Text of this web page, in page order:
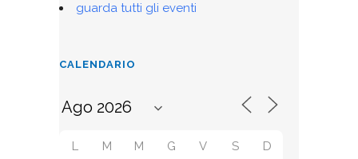
guarda tutti gli eventi
CALENDARIO
L M M G V S D